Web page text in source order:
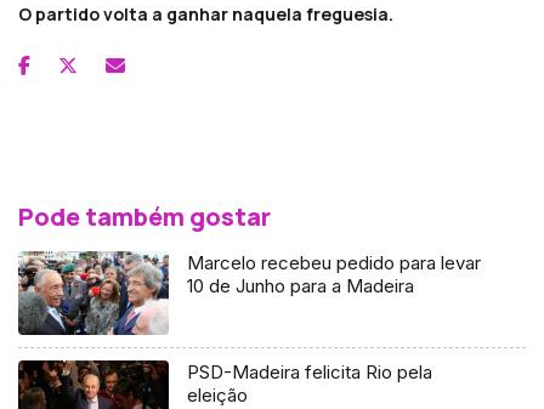
O partido volta a ganhar naquela freguesia.
Pode também gostar
Marcelo recebeu pedido para levar
10 de Junho para a Madeira
PSD-Madeira felicita Rio pela
eleição